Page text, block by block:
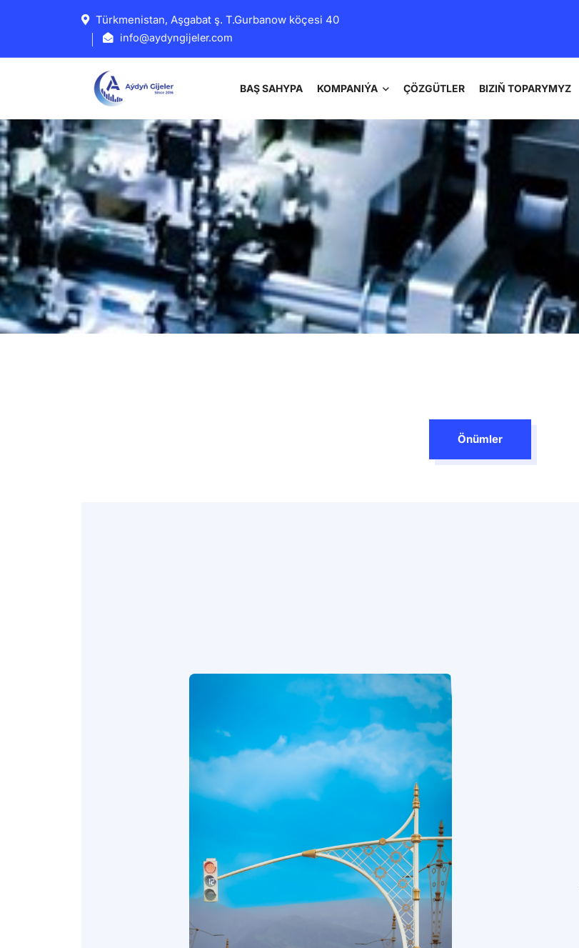
Türkmenistan, Aşgabat ş. T.Gurbanow köçesi 40
info@aydyngijeler.com
BAŞ SAHYPA KOMPANIÝA ÇÖZGÜTLER BIZIŇ TOPARYMYZ
Önümler